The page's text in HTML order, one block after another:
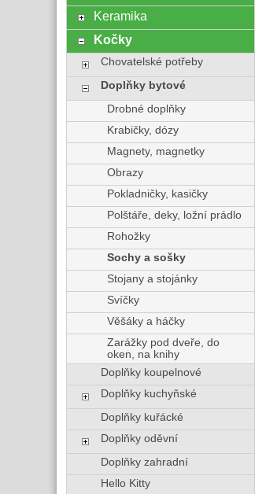
Keramika
Kočky
Chovatelské potřeby
Doplňky bytové
Drobné doplňky
Krabičky, dózy
Magnety, magnetky
Obrazy
Pokladničky, kasičky
Polštáře, deky, ložní prádlo
Rohožky
Sochy a sošky
Stojany a stojánky
Svíčky
Věšáky a háčky
Zarážky pod dveře, do
oken, na knihy
Doplňky koupelnové
Doplňky kuchyňské
Doplňky kuřácké
Doplňky oděvní
Doplňky zahradní
Hello Kitty